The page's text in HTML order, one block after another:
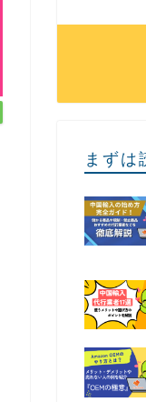
まずは